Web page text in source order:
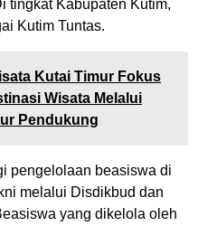
tingkat Kabupaten Kutim,
Kutim Tuntas.
Kutai Timur Fokus
Wisata Melalui
Pendukung
pengelolaan beasiswa di
melalui Disdikbud dan
yang dikelola oleh